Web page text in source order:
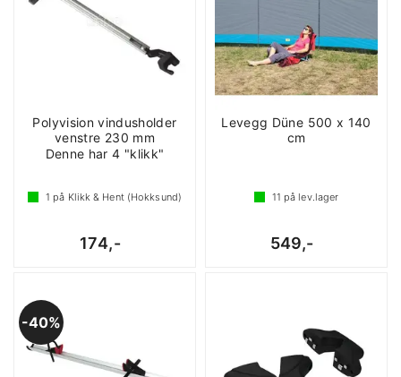
Polyvision vindusholder
venstre 230 mm
Denne har 4 "klikk"
1 på Klikk & Hent (Hokksund)
174,-
Levegg Düne 500 x 140
cm
11 på lev.lager
549,-
40%